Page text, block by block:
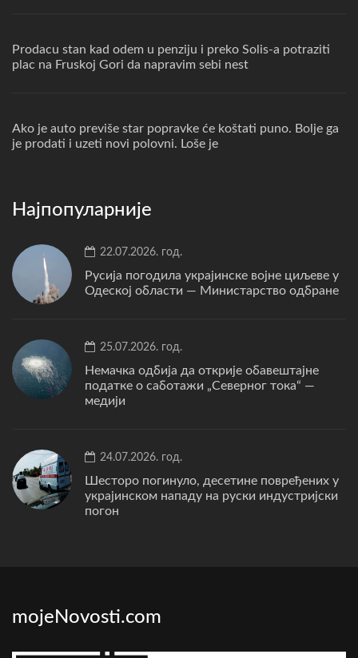
Prodacu stan kad odem u penziju i preko Solis-a potraziti
plac na Fruskoj Gori da napravim sebi nest
Ako je auto previše star popravke će koštati puno. Bolje ga
je prodati i uzeti novi polovni. Loše je
Најпопуларније
22.07.2026. год.
Русија погодила украјинске војне циљеве у
Одеској области — Министарство одбране
25.07.2026. год.
Немачка одбија да открије обавештајне
податке о саботажи „Северног тока“ —
медији
24.07.2026. год.
Шесторо погинуло, десетине повређених у
украјинском нападу на руски индустријски
погон
mojeNovosti.com